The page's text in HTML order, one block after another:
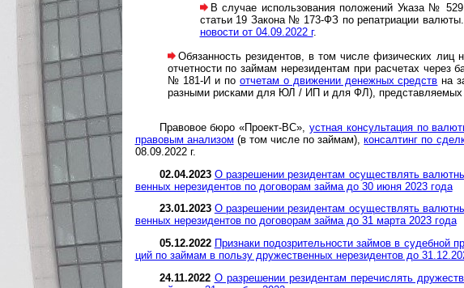
В случае использования положений Указа №
ста­тьи 19 Закона № 173-ФЗ по репат­ри­ации
новости от 04.09.2022 г.
Обязанность резидентов, в том числе физи­ческих лиц
отчет­ности по зай­мам нерези­дентам при рас­четах
№ 181-И и по отчетам о движе­нии денеж­ных средств на
раз­ными рисками для ЮЛ / ИП и для ФЛ), пред­ставля­емых
Правовое бюро «Проект-ВС», уст­ная кон­суль­та­ция по
пра­во­вым ана­ли­зом (в том числе по займам),консал­тинг по
08.09.2022 г.
02.04.2023 О разрешении ре­зи­ден­там осу­ще­ст­в­лять
вен­ных не­ре­зи­ден­тов по до­го­во­рам зай­ма до 30 июня 2023 года
23.01.2023 О разрешении ре­зи­ден­там осу­ще­ст­в­лять
вен­ных не­ре­зи­ден­тов по до­го­во­рам зай­ма до 31 мар­та 2023 года
05.12.2022 Признаки по­до­з­ри­тель­нос­ти зай­мов в су­деб­ной
ций по зай­мам в поль­зу дру­жест­вен­ных не­ре­зи­ден­тов до
24.11.2022 О разрешении ре­зи­ден­там пе­ре­чис­лять